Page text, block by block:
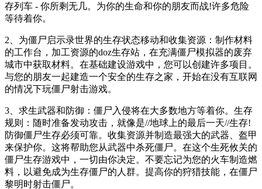
存列车 - 你所剩无几。为你的生命和你的朋友而战!许多危险
等待着你。
2、为僵尸启示录世界的生存状态移动和收集资源：制作材料
的工作台，加工资源的doz生存站，在充满僵尸模拟器的废弃
城市中获取材料。在基础建设游戏中，您可以创建许多项目。
与您的朋友一起建造一个安全的生存之家，开始在没有互联网
的情况下玩僵尸射击游戏。
3、求生武器和防御：僵尸入侵将在大多数地方等着你。生存
规则：随时准备发动攻击，就像是//地球上的最后一天//生存!
防御僵尸生存必须可靠。收集资源并制造最强大的武器、盔甲
来保护你。这将帮助您从武器中杀死僵尸。在这个生死攸关的
僵尸生存游戏中，一切由你决定。不要忘记为您的火车制造燃
料，以避免成为生存僵尸的人群。提高你的狩猎技能，在僵尸
黎明时射击僵尸。